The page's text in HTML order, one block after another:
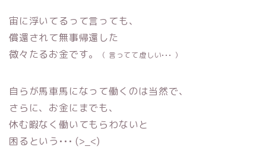
宙に浮いてるって言っても、
償還されて無事帰還した
微々たるお金です。
（ 言ってて虚しい••• ）
自らが馬車馬になって働くのは当然で、
さらに、お金にまでも、
休む暇なく働いてもらわないと
困るという••• (>_<)